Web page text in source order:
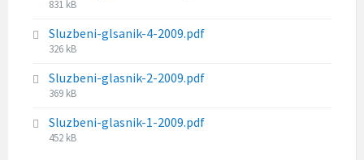
z
e
:
e
i
z
e
:
F
l
e
i
z
e
831 kB
Sluzbeni-glsanik-4-2009.pdf
F
l
e
i
z
326 kB
Sluzbeni-glasnik-2-2009.pdf
F
l
e
369 kB
Sluzbeni-glasnik-1-2009.pdf
F
452 kB